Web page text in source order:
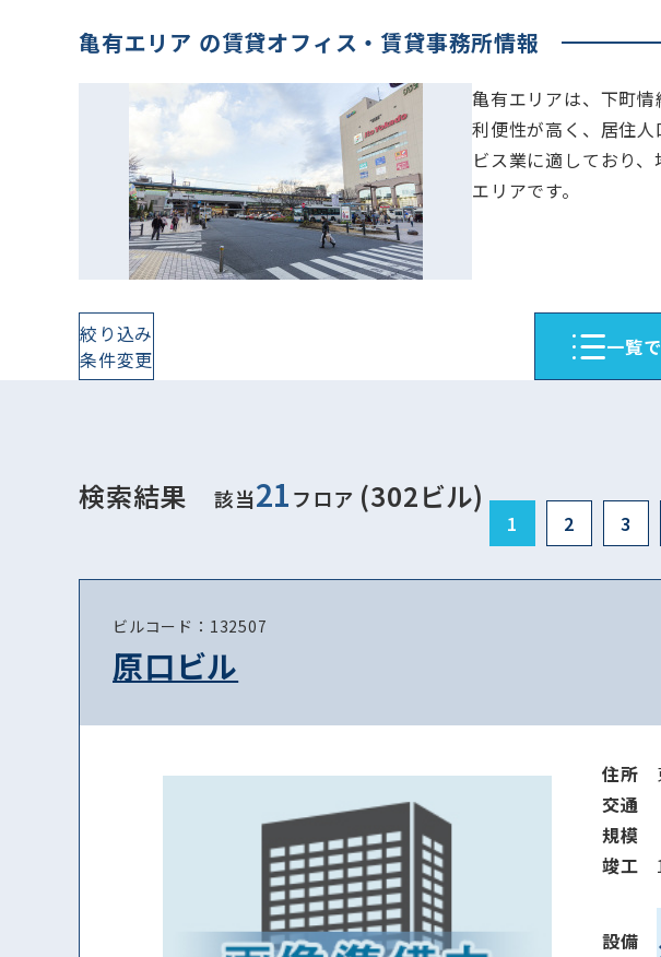
亀有エリア の賃貸オフィス・賃貸事務所情報
亀有エリアは、下町
利便性が高く、居住
ビス業に適しており
エリアです。
絞り込み
条件変更
⼀覧
検索結果 該当21フロア (302ビル)
1 2 3
ビルコード：132507
原口ビル
住所
交通
規模
竣⼯
設備